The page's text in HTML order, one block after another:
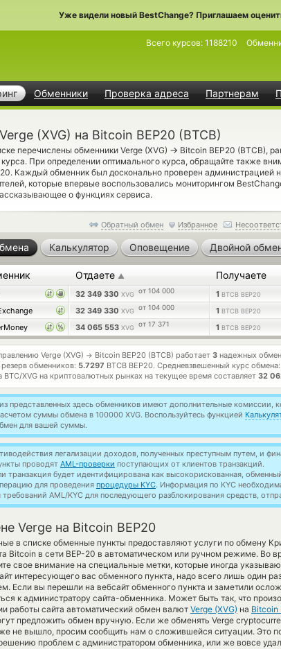
Уже видели новый BestChange? Приглашаем
Обменники Проверка адреса Партнерам
Всего курсов: 1188210
(XVG) на Bitcoin BEP20 (BTCB)
перечислены обменники Verge (XVG) → Bitcoin BEP20 (BTCB),
При определении оптимального курса, обращайте также
Каждый обменник был досконально проверен администрацией
которые впервые воспользовались мониторингом
о функциях сервиса.
Обратный обмен Избранное
Калькулятор Оповещение Двойной
Отдаете ▲ Получаете
32 349 330 XVG от 104 000 1 BTCB BEP20
32 349 330 XVG от 104 000 1 BTCB BEP20
34 065 553 XVG от 17 371 1 BTCB BEP20
Verge (XVG) → Bitcoin BEP20 (BTCB) работает 3 надежных
обменников: 5.7297 BTCB BEP20. Средневзвешенный курс обмена:
BTC/XVG на криптовалютных рынках на текущее время составляет 32
представленных здесь обменников имеют дополнительные комиссии,
суммы обмена в 100000 XVG. Воспользуйтесь функцией
для вашей суммы.
легализации доходов, полученных преступным путем, и
проводят AML-проверки поступающих от клиентов транзакций.
транзакция будет идентифицирована как высокорискованная,
для проведения процедуры KYC. Информация по KYC
AML/KYC для последующего разблокирования средств,
Verge на Bitcoin BEP20
в списке обменные пункты предоставляют услуги по обмену
Bitcoin в сети BEP-20 в автоматическом или ручном режиме. Во
свое внимание на специальные метки, которые иногда
интересующего вас обменного пункта, надо всего лишь один
Если вы перешли на вебсайт обменного пункта и заметили
к администратору сайта-обменника. Может быть так, что
работы сайта автоматический обмен валют Verge (XVG) на Bitcoin
предложить обмен вручную. Если же обменять Verge
не вышло, просим сообщить нам о сложившейся ситуации. Это
проблем с администратором обменника, или же вовсе